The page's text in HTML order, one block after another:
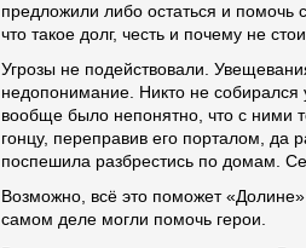
предложили либо остаться и помочь
что такое долг, честь и почему не
Угрозы не подействовали.
недопонимание. Никто не собирался
вообще было непонятно, что с ними
гонцу, переправив его порталом, да
поспешила разбрестись по домам.
Возможно, всё это поможет
самом деле могли помочь герои.